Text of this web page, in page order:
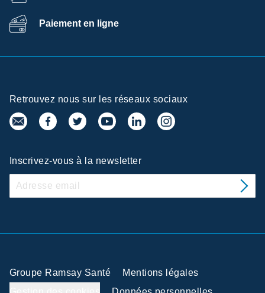
Paiement en ligne
Retrouvez nous sur les réseaux sociaux
Inscrivez-vous à la newsletter
Groupe Ramsay Santé
Mentions légales